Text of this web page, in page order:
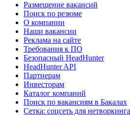
Размещение вакансий
Поиск по резюме
О компании
Наши вакансии
Реклама на сайте
Требования к ПО
Безопасный HeadHunter
HeadHunter API
Партнерам
Инвесторам
Каталог компаний
Поиск по вакансиям в Бакалах
Сетка: соцсеть для нетворкинга